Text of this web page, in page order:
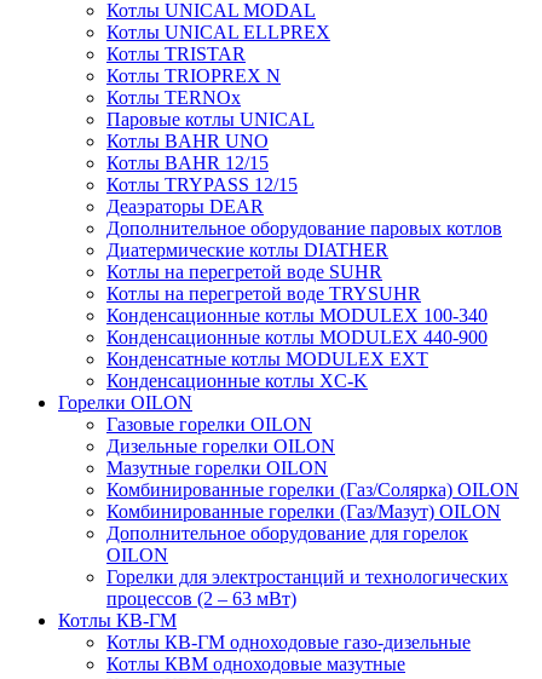
Котлы UNICAL MODAL
Котлы UNICAL ELLPREX
Котлы TRISTAR
Котлы TRIOPREX N
Котлы TERNOx
Паровые котлы UNICAL
Котлы BAHR UNO
Котлы BAHR 12/15
Котлы TRYPASS 12/15
Деаэраторы DEAR
Дополнительное оборудование паровых котлов
Диатермические котлы DIATHER
Котлы на перегретой воде SUHR
Котлы на перегретой воде TRYSUHR
Конденсационные котлы MODULEX 100-340
Конденсационные котлы MODULEX 440-900
Конденсатные котлы MODULEX EXT
Конденсационные котлы XC-K
Горелки OILON
Газовые горелки OILON
Дизельные горелки OILON
Мазутные горелки OILON
Комбинированные горелки (Газ/Солярка) OILON
Комбинированные горелки (Газ/Мазут) OILON
Дополнительное оборудование для горелок
OILON
Горелки для электростанций и технологических
процессов (2 – 63 мВт)
Котлы КВ-ГМ
Котлы КВ-ГМ одноходовые газо-дизельные
Котлы КВМ одноходовые мазутные